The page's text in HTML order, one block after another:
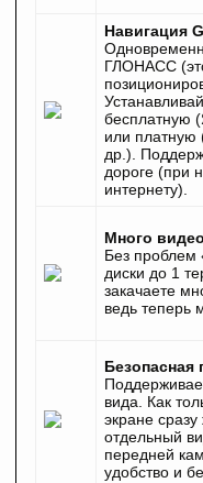
Навигация
ГЛОНАСС
бесплатную
или платную
др.).
дороге (при
интернету).
Много
Без проблем
диски до 1
закачаете
ведь теперь
Безопасная
вида. Как
экране
отдельный
передней
удобство и